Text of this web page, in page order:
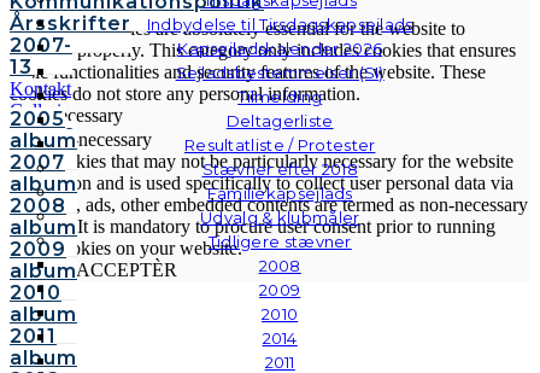
Indbydelse til Tirsdagskapsejlads
Kapsejladskalender 2026
Sejladsbestemmelser (SI)
Tilmelding
Deltagerliste
Resultatliste / Protester
Stævner efter 2018
Familiekapsejlads
Udvalg & klubmåler
Tidligere stævner
2008
2009
2010
2014
2011
Årsskrifter
2007-
13
Kontakt
Galleri
Andre
fotos
2005
album
2007
album
2008
album
2009
album
2010
album
2011
album
Altid aktiveret
Necessary cookies are absolutely essential for the website to
function properly. This category only includes cookies that ensures
basic functionalities and security features of the website. These
cookies do not store any personal information.
Non-necessary
Non-necessary
Any cookies that may not be particularly necessary for the website
to function and is used specifically to collect user personal data via
analytics, ads, other embedded contents are termed as non-necessary
cookies. It is mandatory to procure user consent prior to running
these cookies on your website.
GEM & ACCEPTÈR